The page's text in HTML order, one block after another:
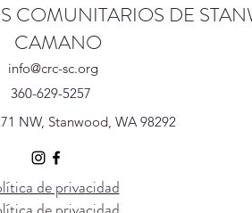
COMUNITARIOS DE
CAMANO
info@crc-sc.org
360-629-5257
NW, Stanwood, WA 98292
de privacidad